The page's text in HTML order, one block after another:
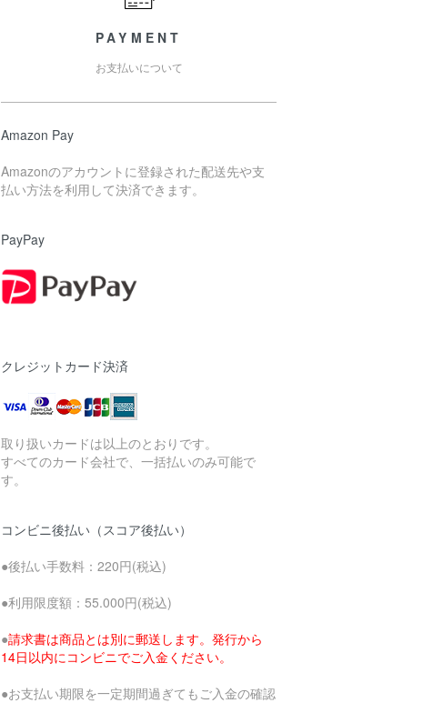
PAYMENT
お支払いについて
Amazon Pay
Amazonのアカウントに登録された配送先や支
払い方法を利用して決済できます。
PayPay
クレジットカード決済
取り扱いカードは以上のとおりです。
すべてのカード会社で、一括払いのみ可能で
す。
コンビニ後払い（スコア後払い）
●後払い手数料：220円(税込)
●利用限度額：55.000円(税込)
●請求書は商品とは別に郵送します。発行から
14日以内にコンビニでご入金ください。
●お支払い期限を一定期間過ぎてもご入金の確認